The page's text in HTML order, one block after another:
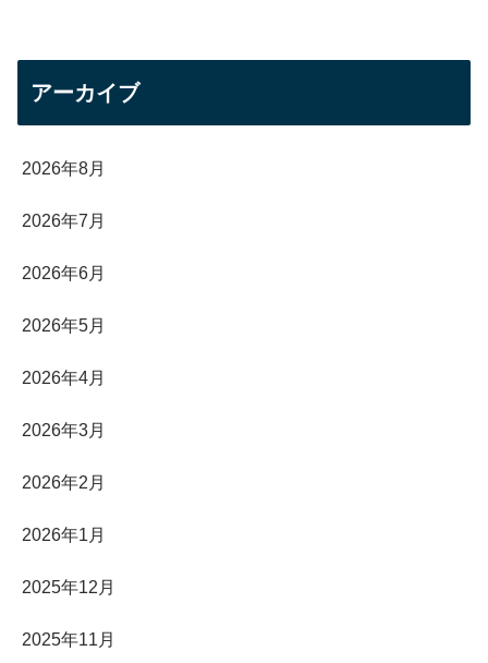
アーカイブ
2026年8月
2026年7月
2026年6月
2026年5月
2026年4月
2026年3月
2026年2月
2026年1月
2025年12月
2025年11月